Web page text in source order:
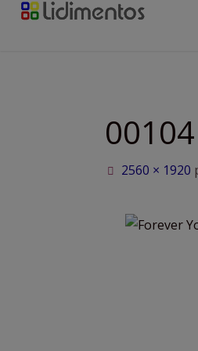
Saltar
00104
Tamaño
2560 × 1920